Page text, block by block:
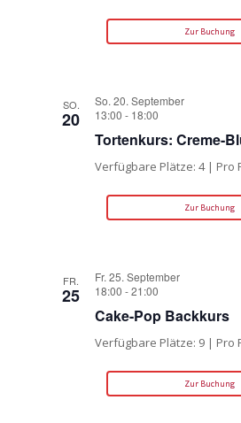
Zur Buchung
SO.
20
So. 20. September
13:00 - 18:00
Tortenkurs: Creme-
Verfügbare Plätze: 4 | Pro
Zur Buchung
FR.
25
Fr. 25. September
18:00 -21:00
Cake-Pop Backkurs
Verfügbare Plätze: 9 | Pro
Zur Buchung